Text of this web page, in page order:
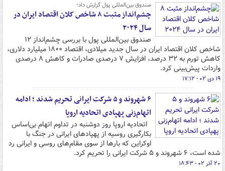
صندوق بین‌المللی پول گزارش داد؛
چشم‌انداز مثبت ۸ شاخص کلان اقتصاد ایران در
سال ۲۰۲۴
صندوق بین‌المللی پول با بررسی چشم‌انداز ۱۲
شاخص کلان اقتصاد ایران در سال جدید میلادی، اقتصاد ۱۸۰۰ میلیارد دلاری،
کاهش تورم به ۳۲ درصد، افزایش ۷ درصدی صادرات و کاهش ۸ درصدی
واردات پیش‌بینی کرد.
۱۹ دی ۰۲ - ۱۷:۱۲
۶ شهروند و ۵ شرکت ایرانی تحریم شدند ؛ ادامه
اتهام‌زنی پهپادی اتحادیه اروپا
اتحادیه اروپا روز دوشنبه در تداوم اتهام بی‌اساس
بکارگیری روسیه از پهپادهای ایرانی در جنگ با
اوکراین که بارها از سوی مقام‌های روسی و ایرانی رد
شده است، ۶ شهروند و ۵ شرکت ایرانی را تحریم کرد.
۲۰ آذر ۰۲ - ۱۸:۴۳